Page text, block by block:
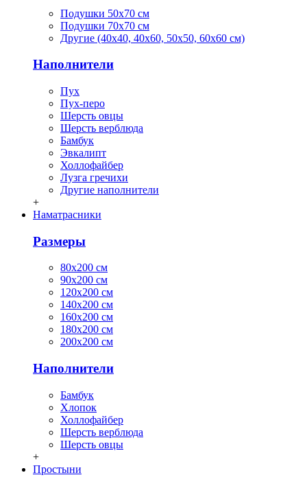
Подушки 50х70 см
Подушки 70х70 см
Другие (40х40, 40х60, 50х50, 60х60 см)
Наполнители
Пух
Пух-перо
Шерсть овцы
Шерсть верблюда
Бамбук
Эвкалипт
Холлофайбер
Лузга гречихи
Другие наполнители
+
Наматрасники
Размеры
80х200 см
90х200 см
120х200 см
140х200 см
160х200 см
180х200 см
200х200 см
Наполнители
Бамбук
Хлопок
Холлофайбер
Шерсть верблюда
Шерсть овцы
+
Простыни